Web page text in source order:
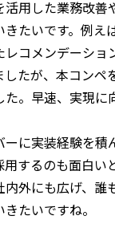
用した業務改善
たいです。例え
コメンデーショ
したが、本コンペ
た。早速、実現に
ーに実装経験を積
用するのも面白い
外にも広げ、誰
たいですね。